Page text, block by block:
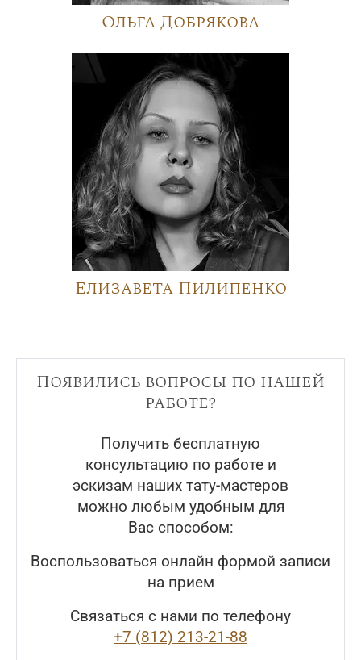
Ольга Добрякова
Елизавета Пилипенко
Появились вопросы по нашей
работе?
Получить бесплатную
консультацию по работе и
эскизам наших тату-мастеров
можно любым удобным для
Вас способом:
Воспользоваться онлайн формой записи
на прием
Связаться с нами по телефону
+7 (812) 213-21-88